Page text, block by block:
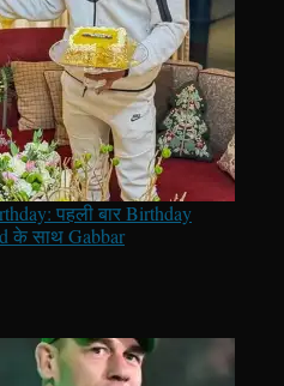
पहली बार Birthday
के साथ Gabbar